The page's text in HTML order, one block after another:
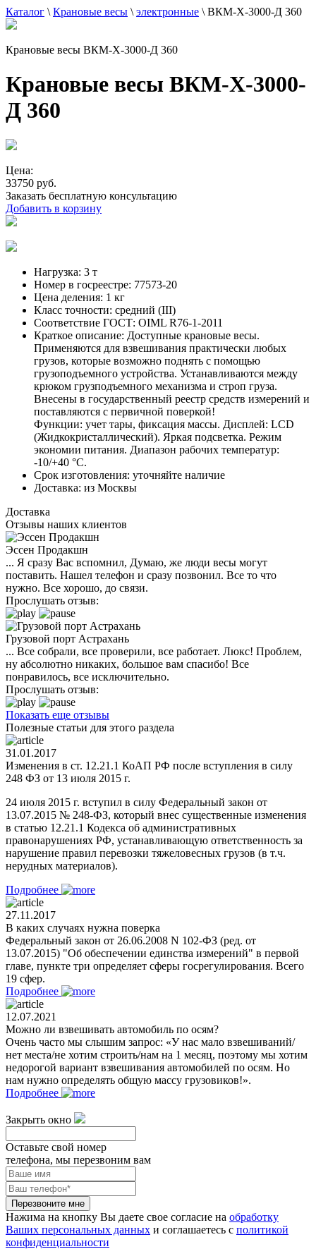
Каталог \ Крановые весы \ электронные \ ВКМ-X-3000-Д 360
Крановые весы ВКМ-X-3000-Д 360
Крановые весы ВКМ-X-3000-
Д 360
Цена:
33750 руб.
Заказать бесплатную консультацию
Добавить в корзину
Нагрузка: 3 т
Номер в госреестре: 77573-20
Цена деления: 1 кг
Класс точности: средний (III)
Соответствие ГОСТ: OIML R76-1-2011
Краткое описание: Доступные крановые весы.
Применяются для взвешивания практически любых
грузов, которые возможно поднять с помощью
грузоподъемного устройства. Устанавливаются между
крюком грузподъемного механизма и строп груза.
Внесены в государственный реестр средств измерений и
поставляются с первичной поверкой!
Функции: учет тары, фиксация массы. Дисплей: LСD
(Жидкокристаллический). Яркая подсветка. Режим
экономии питания. Диапазон рабочих температур:
-10/+40 °С.
Срок изготовления: уточняйте наличие
Доставка: из Москвы
Доставка
Отзывы наших клиентов
Эссен Продакшн
... Я сразу Вас вспомнил, Думаю, же люди весы могут
поставить. Нашел телефон и сразу позвонил. Все то что
нужно. Все хорошо, до связи.
Прослушать отзыв:
Грузовой порт Астрахань
... Все собрали, все проверили, все работает. Люкс! Проблем,
ну абсолютно никаких, большое вам спасибо! Все
понравилось, все исключительно.
Прослушать отзыв:
Показать еще отзывы
Полезные статьи для этого раздела
31.01.2017
Изменения в ст. 12.21.1 КоАП РФ после вступления в силу
248 ФЗ от 13 июля 2015 г.
24 июля 2015 г. вступил в силу Федеральный закон от
13.07.2015 № 248-ФЗ, который внес существенные изменения
в статью 12.21.1 Кодекса об административных
правонарушениях РФ, устанавливающую ответственность за
нарушение правил перевозки тяжеловесных грузов (в т.ч.
нерудных материалов).
Подробнее
27.11.2017
В каких случаях нужна поверка
Федеральный закон от 26.06.2008 N 102-ФЗ (ред. от
13.07.2015) "Об обеспечении единства измерений" в первой
главе, пункте три определяет сферы госрегулирования. Всего
19 сфер.
Подробнее
12.07.2021
Можно ли взвешивать автомобиль по осям?
Очень часто мы слышим запрос: «У нас мало взвешиваний/
нет места/не хотим строить/нам на 1 месяц, поэтому мы хотим
недорогой вариант взвешивания автомобилей по осям. Но
нам нужно определять общую массу грузовиков!».
Подробнее
Закрыть окно
Оставьте свой номер
телефона, мы перезвоним вам
Перезвоните мне
Нажима на кнопку Вы даете свое согласие на обработку
Ваших персональных данных и соглашаетесь с политикой
конфиденциальности